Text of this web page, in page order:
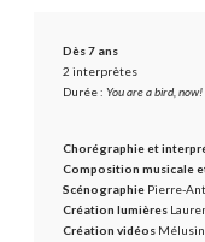
Dès 7 ans
2 interprètes
Durée : You are a bird, now!
Chorégraphie et
Composition musicale
Scénographie Pierre-
Création lumières
Création vidéos